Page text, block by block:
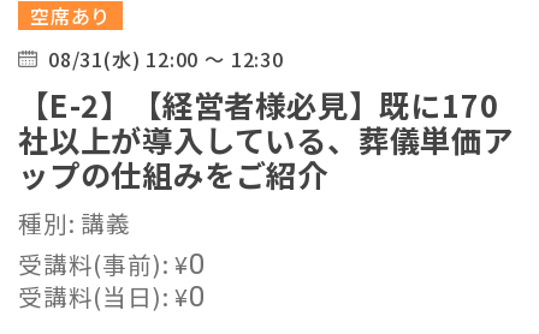
空席あり
08/31(水) 12:00 ～ 12:30
【E-2】【経営者様必見】既に170
社以上が導入している、葬儀単価ア
ップの仕組みをご紹介
種別: 講義
受講料(事前):¥0
受講料(当日):¥0